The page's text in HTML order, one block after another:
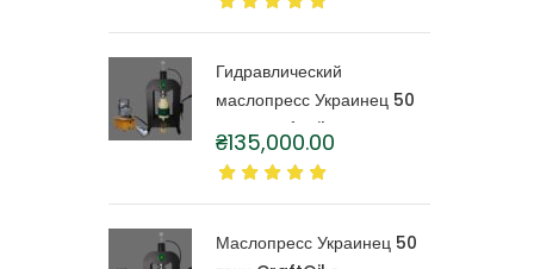
литров
Гидравлический
маслопресс Украинец 50
тонн CraftOil с
капролоновой бочкой 4
литра
₴135,000.00
Маслопресс Украинец 50